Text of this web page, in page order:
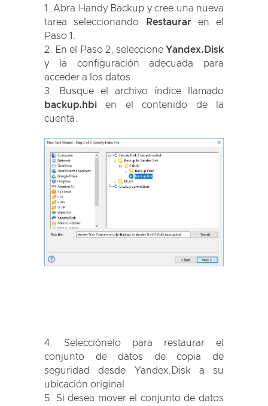
Abra Handy Backup y cree una nueva
tarea seleccionando
Restauraren el
Paso 1.
En el Paso 2, seleccione Yandex.Disk
y la configuración adecuada para
acceder a los datos.
Busque el archivo índice llamado
backup.hbi en el contenido de la
cuenta.
Selecciónelo para restaurar el
conjunto de datos de copia de
seguridad desde Yandex.Disk a su
ubicación original.
Si desea mover el conjunto de datos